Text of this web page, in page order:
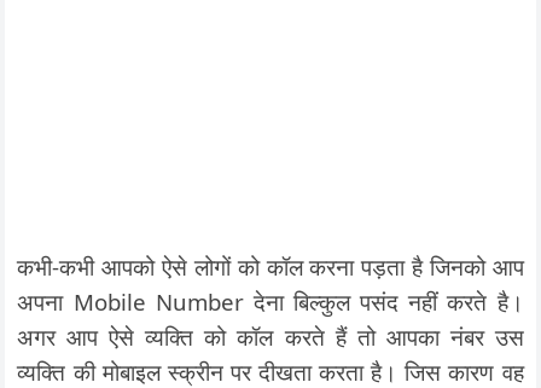
कभी-कभी आपको ऐसे लोगों को कॉल करना पड़ता है जिनको आप
अपना Mobile Number देना बिल्कुल पसंद नहीं करते है।
अगर आप ऐसे व्यक्ति को कॉल करते हैं तो आपका नंबर उस
व्यक्ति की मोबाइल स्क्रीन पर दीखता करता है। जिस कारण वह